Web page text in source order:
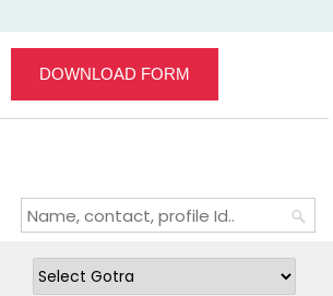
DOWNLOAD FORM